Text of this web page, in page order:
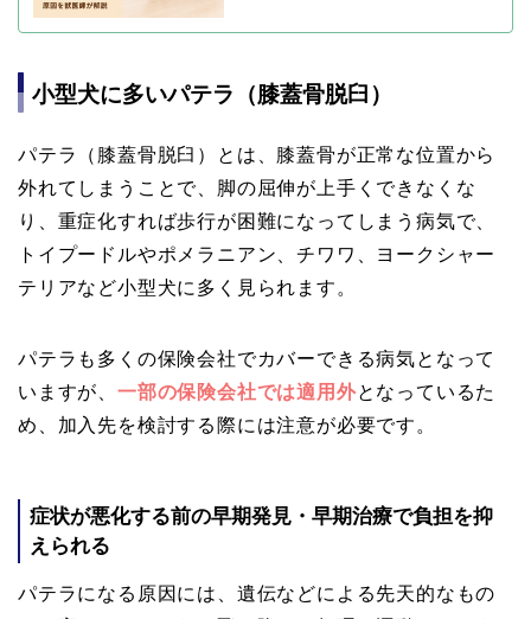
小型犬に多いパテラ（膝蓋骨脱臼）
パテラ（膝蓋骨脱臼）とは、膝蓋骨が正常な位置から
外れてしまうことで、脚の屈伸が上手くできなくな
り、重症化すれば歩行が困難になってしまう病気で、
トイプードルやポメラニアン、チワワ、ヨークシャー
テリアなど小型犬に多く見られます。
パテラも多くの保険会社でカバーできる病気となって
いますが、 一部の保険会社では適用外となっているた
め、加入先を検討する際には注意が必要です。
症状が悪化する前の早期発見・早期治療で負担を抑
えられる
パテラになる原因には、遺伝などによる先天的なもの